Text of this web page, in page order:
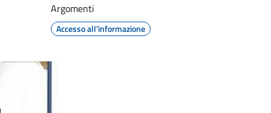
Argomenti
Accesso all'informazione